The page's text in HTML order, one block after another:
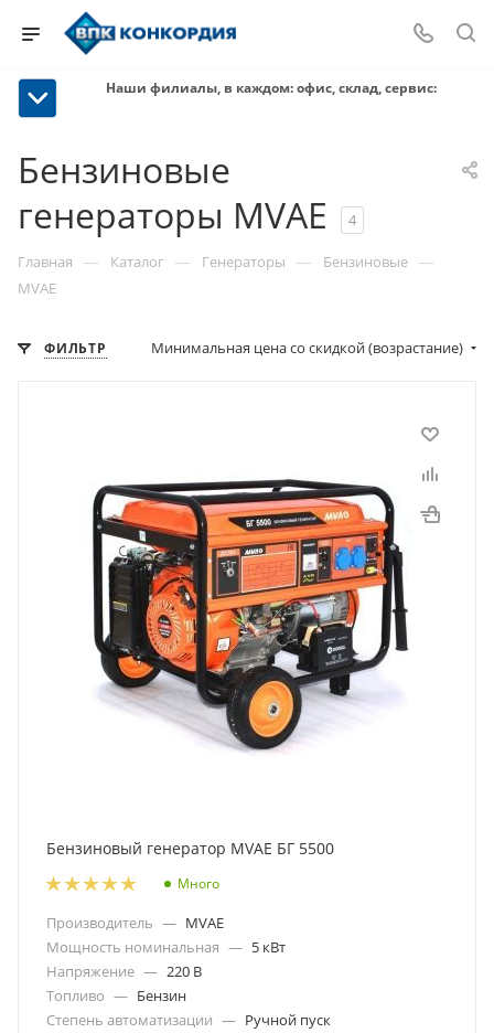
Наши филиалы, в каждом: офис, склад, сервис:
Бензиновые
генераторы MVAE
4
Главная — Каталог — Генераторы — Бензиновые —
MVAE
ФИЛЬТР Минимальная цена со скидкой (возрастание)
Бензиновый генератор MVAE БГ 5500
Много
Производитель — MVAE
Мощность номинальная — 5 кВт
Напряжение — 220 В
Топливо — Бензин
Степень автоматизации — Ручной пуск